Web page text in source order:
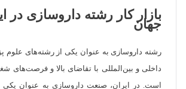
بازار کار رشته داروسازی در
جهان
رشته داروسازی به عنوان یکی از رشته‌های علوم
داخلی و بین‌المللی با تقاضای بالا و فرصت‌های
است. در ایران، صنعت داروسازی به عنوان یکی